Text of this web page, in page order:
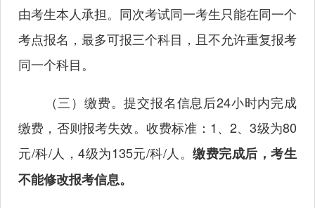
由考生本人承担。同次考试同一考生只能在同一个
考点报名，最多可报三个科目，且不允许重复报考
同一个科目。
（三）缴费。提交报名信息后24小时内完成
缴费，否则报考失效。收费标准：1、2、3级为80
元/科/人，4级为135元/科/人。缴费完成后，考生
不能修改报考信息。